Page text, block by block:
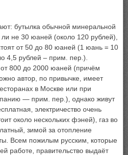
бутылка обычной минеральной
ли не 30 юаней (около 120 рублей),
от 50 до 80 юаней (1 юань = 10
4,5 рублей – прим. пер.).
800 до 2000 юаней (причём
автор, по привычке, имеет
в Москве или при
— прим. пер.), однако живут
электричество очень
около нескольких фэней), газ во
зимой за отопление
Всем пожилым русским, которые
работе, правительство выдаёт